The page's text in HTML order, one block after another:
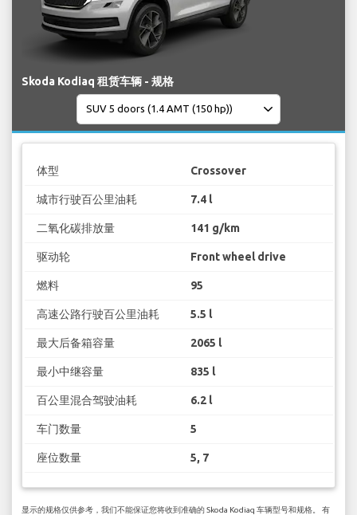
Skoda Kodiaq 租赁车辆 - 规格
体型 Crossover
城市行驶百公里油耗 7.4 l
二氧化碳排放量 141 g/km
驱动轮 Front wheel drive
燃料 95
高速公路行驶百公里油耗 5.5 l
最大后备箱容量 2065 l
最小中继容量 835 l
百公里混合驾驶油耗 6.2 l
车门数量 5
座位数量 5, 7
显示的规格仅供参考，我们不能保证您将收到准确的 Skoda Kodiaq 车辆型号和规格。 有